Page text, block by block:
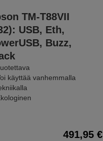
TM-T88VII
USB, Eth,
Buzz,
käyttää vanhemmalla
491,95 €